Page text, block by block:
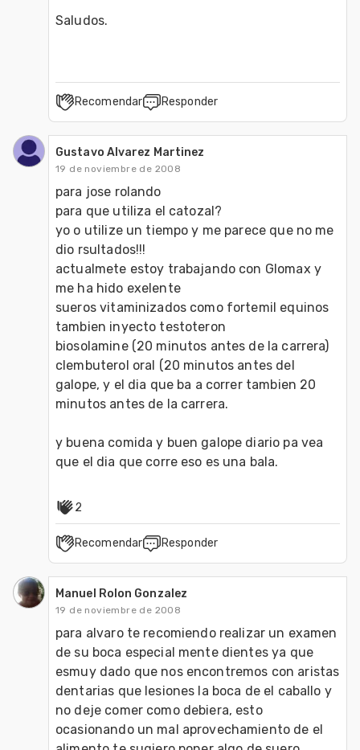
Saludos.
Recomendar Responder
Gustavo Alvarez Martinez
19 de noviembre de 2008
para jose rolando
para que utiliza el catozal?
yo o utilize un tiempo y me parece que no me
dio rsultados!!!
actualmete estoy trabajando con Glomax y
me ha hido exelente
sueros vitaminizados como fortemil equinos
tambien inyecto testoteron
biosolamine (20 minutos antes de la carrera)
clembuterol oral (20 minutos antes del
galope, y el dia que ba a correr tambien 20
minutos antes de la carrera.
y buena comida y buen galope diario pa vea
que el dia que corre eso es una bala.
2
Recomendar Responder
Manuel Rolon Gonzalez
19 de noviembre de 2008
para alvaro te recomiendo realizar un examen
de su boca especial mente dientes ya que
esmuy dado que nos encontremos con aristas
dentarias que lesiones la boca de el caballo y
no deje comer como debiera, esto
ocasionando un mal aprovechamiento de el